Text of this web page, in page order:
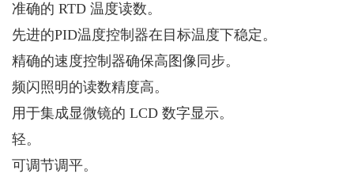
准确的 RTD 温度读数。
先进的PID温度控制器在目标温度下稳定。
精确的速度控制器确保高图像同步。
频闪照明的读数精度高。
用于集成显微镜的 LCD 数字显示。
轻。
可调节调平。